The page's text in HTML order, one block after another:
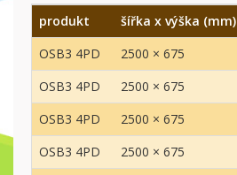
produkt šířka x výška (mm)
OSB3 4PD
2500 × 675
OSB3 4PD
2500 × 675
OSB3 4PD
2500 × 675
OSB3 4PD
2500 × 675